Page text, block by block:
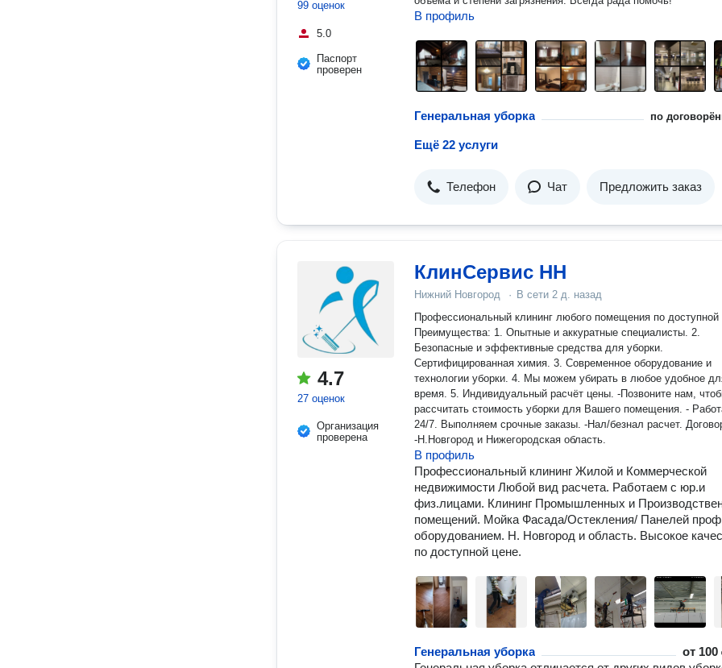
99 оценок
5.0
Паспорт
проверен
В профиль
Генеральная уборка по
Ещё 22 услуги
Телефон Чат Предложить заказ
4.7
27 оценок
Организация
проверена
КлинСервис НН
Нижний Новгород · В сети 2 д. назад
Профессиональный клининг любого помещения по доступной
Преимущества: 1. Опытные и аккуратные специалисты. 2.
Безопасные и эффективные средства для уборки.
Сертифицированная химия. 3. Современное оборудование и
технологии уборки. 4. Мы можем убирать в любое удобное
время. 5. Индивидуальный расчёт цены. -Позвоните нам, чтобы
рассчитать стоимость уборки для Вашего помещения. -
24/7. Выполняем срочные заказы. -Нал/безнал расчет.
-Н.Новгород и Нижегородская область.
В профиль
Профессиональный клининг Жилой и Коммерческой
недвижимости Любой вид расчета. Работаем с юр.и
физ.лицами. Клининг Промышленных и
помещений. Мойка Фасада/Остекления/ Панелей
оборудованием. Н. Новгород и область. Высокое
по доступной цене.
Генеральная уборка от 100